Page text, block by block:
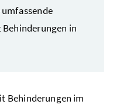
in
Behinderungen im